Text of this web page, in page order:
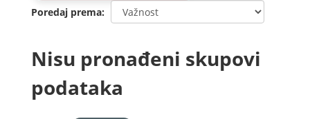
Poredaj prema
Nisu pronađeni skupovi
podataka